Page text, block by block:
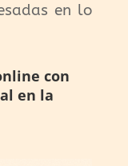
en lo
con
en la